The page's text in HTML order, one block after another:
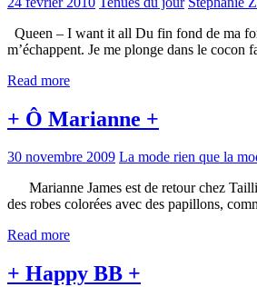
Queen – I want it all Du fin fond de ma
m’échappent. Je me plonge dans le
Read more
+ Ô Marianne +
30 novembre 2009 La mode rien que la
Marianne James est de retour chez
des robes colorées avec des papillons,
Read more
+ Happy BB +